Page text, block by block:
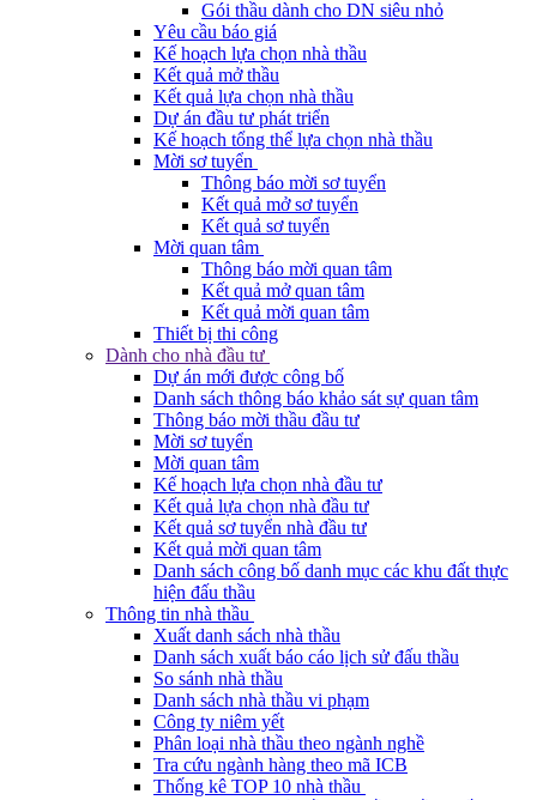
Gói thầu dành cho DN siêu nhỏ
Yêu cầu báo giá
Kế hoạch lựa chọn nhà thầu
Kết quả mở thầu
Kết quả lựa chọn nhà thầu
Dự án đầu tư phát triển
Kế hoạch tổng thể lựa chọn nhà thầu
Mời sơ tuyển
Thông báo mời sơ tuyển
Kết quả mở sơ tuyển
Kết quả sơ tuyển
Mời quan tâm
Thông báo mời quan tâm
Kết quả mở quan tâm
Kết quả mời quan tâm
Thiết bị thi công
Dành cho nhà đầu tư
Dự án mới được công bố
Danh sách thông báo khảo sát sự quan tâm
Thông báo mời thầu đầu tư
Mời sơ tuyển
Mời quan tâm
Kế hoạch lựa chọn nhà đầu tư
Kết quả lựa chọn nhà đầu tư
Kết quả sơ tuyển nhà đầu tư
Kết quả mời quan tâm
Danh sách công bố danh mục các khu đất thực
hiện đấu thầu
Thông tin nhà thầu
Xuất danh sách nhà thầu
Danh sách xuất báo cáo lịch sử đấu thầu
So sánh nhà thầu
Danh sách nhà thầu vi phạm
Công ty niêm yết
Phân loại nhà thầu theo ngành nghề
Tra cứu ngành hàng theo mã ICB
Thống kê TOP 10 nhà thầu